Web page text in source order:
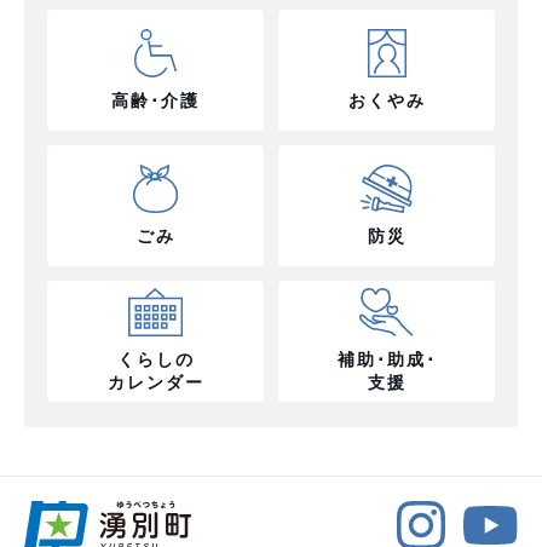
高齢･介護 おくやみ
ごみ 防災
くらしの
カレンダー
補助･助成･
支援